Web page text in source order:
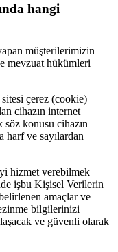
hangi
müşterilerimizin
mevzuat hükümleri
çerez (cookie)
cihazın internet
söz konusu cihazın
harf ve sayılardan
hizmet verebilmek
işbu Kişisel Verilerin
amaçlar ve
bilgilerinizi
ve güvenli olarak